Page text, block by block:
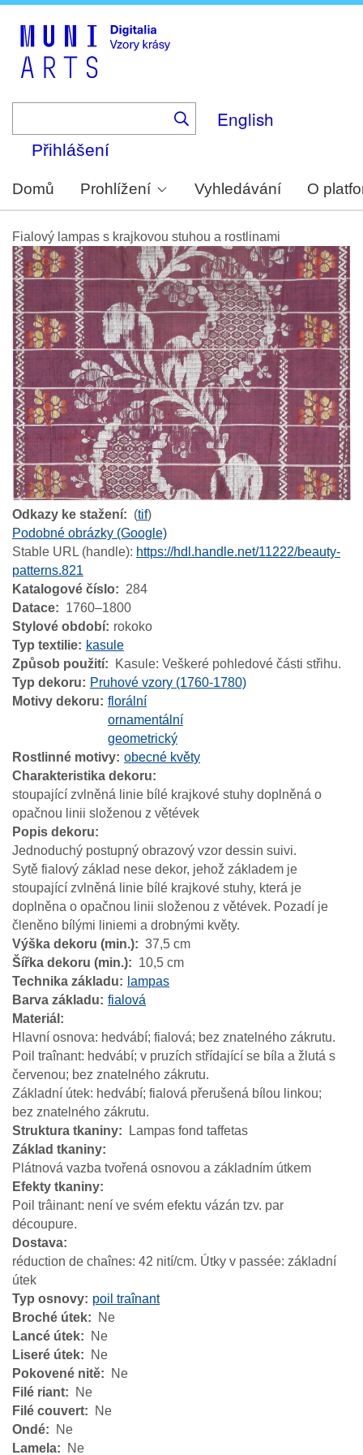
English
Přihlášení
Domů Prohlížení Vyhledávání O
Fialový lampas s krajkovou stuhou a rostlinami
Odkazy ke stažení (tif)
Podobné obrázky (Google)
Stable URL (handle): https://hdl.handle.net/11222/beauty-
patterns.821
Katalogové číslo
284
Datace
1760–1800
Stylové období
rokoko
Typ textilie
kasule
Způsob použití
Kasule: Veškeré pohledové části střihu.
Typ dekoru
Pruhové vzory (1760-1780)
Motivy dekoru
florální
ornamentální
geometrický
Rostlinné motivy obecné květy
Charakteristika dekoru
stoupající zvlněná linie bílé krajkové stuhy doplněná o
opačnou linii složenou z větévek
Popis dekoru
Jednoduchý postupný obrazový vzor dessin suivi.
Sytě fialový základ nese dekor, jehož základem je
stoupající zvlněná linie bílé krajkové stuhy, která je
doplněna o opačnou linii složenou z větévek. Pozadí je
členěno bílými liniemi a drobnými květy.
Výška dekoru (min.)
37,5 cm
Šířka dekoru (min.)
10,5 cm
Technika základu
lampas
Barva základu
fialová
Materiál
Hlavní osnova: hedvábí; fialová; bez znatelného zákrutu.
Poil traînant: hedvábí; v pruzích střídající se bíla a žlutá s
červenou; bez znatelného zákrutu.
Základní útek: hedvábí; fialová přerušená bílou linkou;
bez znatelného zákrutu.
Struktura tkaniny
Lampas fond taffetas
Základ tkaniny
Plátnová vazba tvořená osnovou a základním útkem
Efekty tkaniny
Poil trâinant: není ve svém efektu vázán tzv. par
découpure.
Dostava
réduction de chaînes: 42 nití/cm. Útky v passée: základní
útek
Typ osnovy
poil traînant
Broché útek
Ne
Lancé útek
Ne
Liseré útek
Ne
Pokovené nitě
Ne
Filé riant
Ne
Filé couvert
Ne
Ondé
Ne
Lamela
Ne